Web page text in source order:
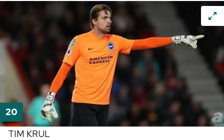
TIM KRUL